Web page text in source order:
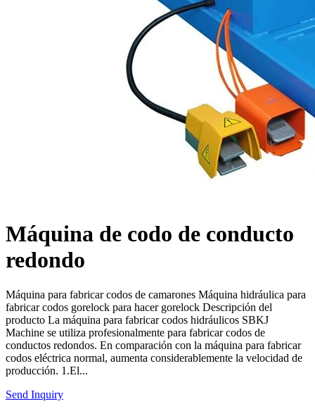
Máquina de codo de conducto
redondo
Máquina para fabricar codos de camarones Máquina hidráulica para
fabricar codos gorelock para hacer gorelock Descripción del
producto La máquina para fabricar codos hidráulicos SBKJ
Machine se utiliza profesionalmente para fabricar codos de
conductos redondos. En comparación con la máquina para fabricar
codos eléctrica normal, aumenta considerablemente la velocidad de
producción. 1.El...
Send Inquiry